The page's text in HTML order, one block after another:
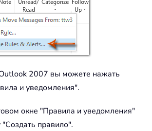
2007 вы можете нажать
и уведомления".
окне "Правила и уведомления"
правило".